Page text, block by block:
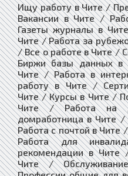
Ищу работу в Чите /
Вакансии в Чите /
Газеты журналы в
Чите / Работа за
/ Все о работе в Чите /
Биржи базы данных в
Чите / Работа в
работу в Чите /
Чите / Курсы в Чите /
Чите / Работа
домработница в Чите
Работа с почтой в Чите
Работа для
рекомендации в
Чите /